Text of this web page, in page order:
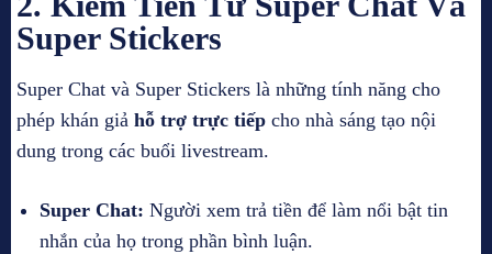
Super Stickers
Super Chat và Super Stickers là những tính năng cho
phép khán giả hỗ trợ trực tiếp cho nhà sáng tạo nội
dung trong các buổi livestream.
Super Chat: Người xem trả tiền để làm nổi bật tin
nhắn của họ trong phần bình luận.